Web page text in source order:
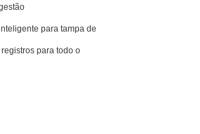
para tampa de
para todo o